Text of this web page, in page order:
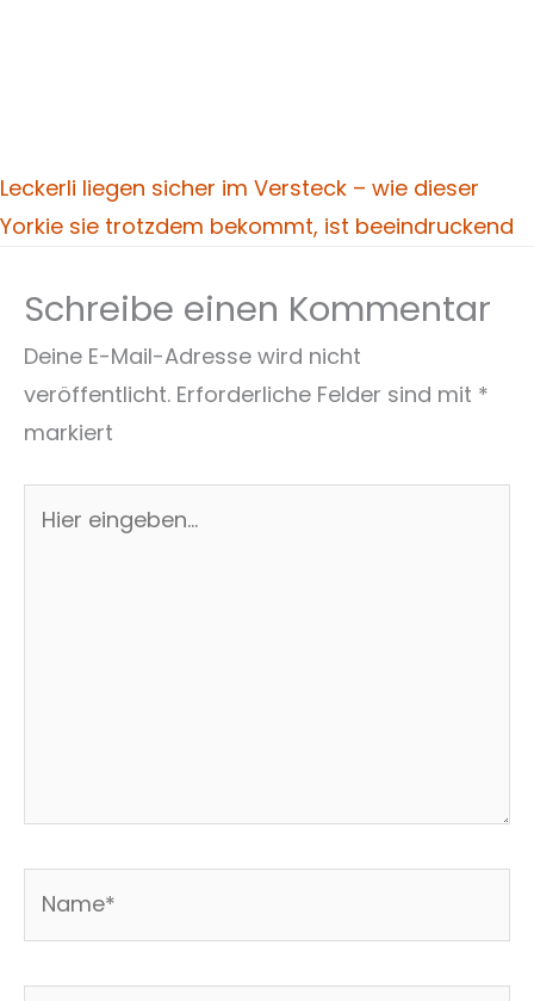
Leckerli liegen sicher im Versteck – wie dieser
Yorkie sie trotzdem bekommt, ist beeindruckend
Schreibe einen Kommentar
Deine E-Mail-Adresse wird nicht
veröffentlicht. Erforderliche Felder sind mit *
markiert
eingeben…